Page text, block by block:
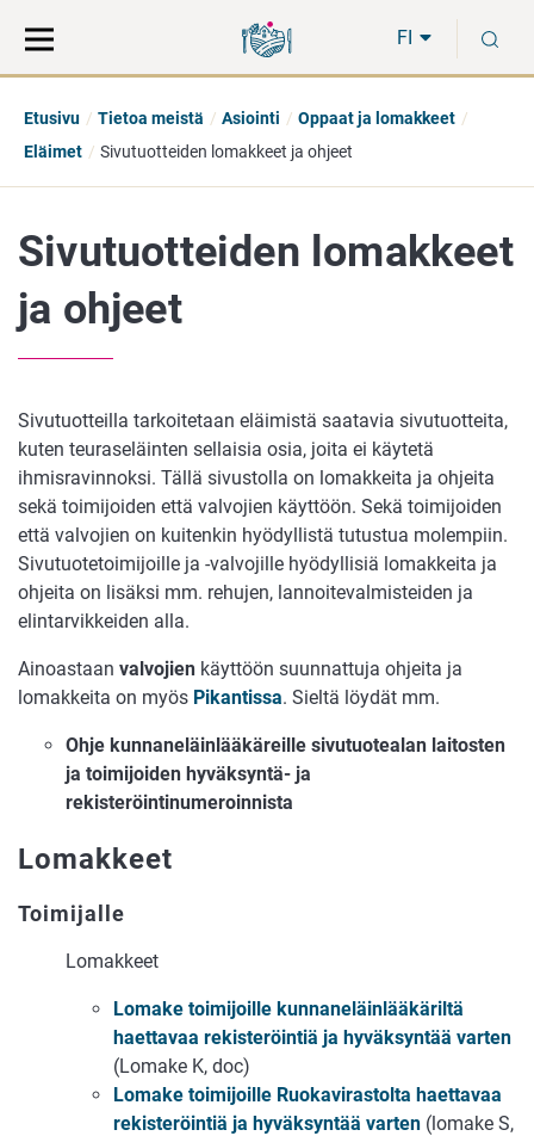
suoraan
sisältöön
koko
sivuston
FI
Etusivu Tietoa meistä Asiointi
Oppaat ja lomakkeet
Eläimet
Sivutuotteiden lomakkeet ja ohjeet
Sivutuotteiden lomakkeet
ja ohjeet
Sivutuotteilla tarkoitetaan eläimistä saatavia sivutuotteita,
kuten teuraseläinten sellaisia osia, joita ei käytetä
ihmisravinnoksi. Tällä sivustolla on lomakkeita ja ohjeita
sekä toimijoiden että valvojien käyttöön. Sekä toimijoiden
että valvojien on kuitenkin hyödyllistä tutustua molempiin.
Sivutuotetoimijoille ja -valvojille hyödyllisiä lomakkeita ja
ohjeita on lisäksi mm. rehujen, lannoitevalmisteiden ja
elintarvikkeiden alla.
Ainoastaan valvojien käyttöön suunnattuja ohjeita ja
lomakkeita on myös Pikantissa. Sieltä löydät mm.
Ohje kunnaneläinlääkäreille sivutuotealan laitosten
ja toimijoiden hyväksyntä- ja
rekisteröintinumeroinnista
Lomakkeet
Toimijalle
Lomakkeet
Lomake toimijoille kunnaneläinlääkäriltä
haettavaa rekisteröintiä ja hyväksyntää varten
(Lomake K, doc)
Lomake toimijoille Ruokavirastolta haettavaa
rekisteröintiä ja hyväksyntää varten (lomake S,